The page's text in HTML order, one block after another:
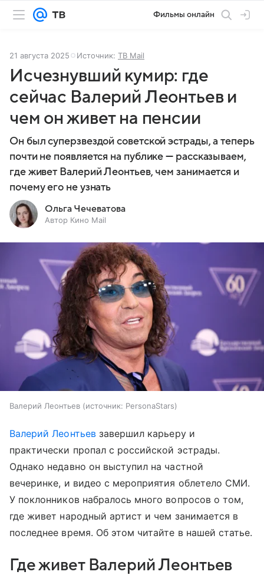
Фильмы онлайн
21 августа 2025 Источник: ТВ Mail
Исчезнувший кумир: где
сейчас Валерий Леонтьев и
чем он живет на пенсии
Он был суперзвездой советской эстрады, а теперь
почти не появляется на публике — рассказываем,
где живет Валерий Леонтьев, чем занимается и
почему его не узнать
Ольга Чечеватова
Автор Кино Mail
Валерий Леонтьев источник: PersonaStars
Валерий Леонтьевзавершил карьеру и
практически пропал с российской эстрады.
Однако недавно он выступил на частной
вечеринке, и видео с мероприятия облетело СМИ.
У поклонников набралось много вопросов о том,
где живет народный артист и чем занимается в
последнее время. Об этом читайте в нашей статье.
Где живет Валерий Леонтьев